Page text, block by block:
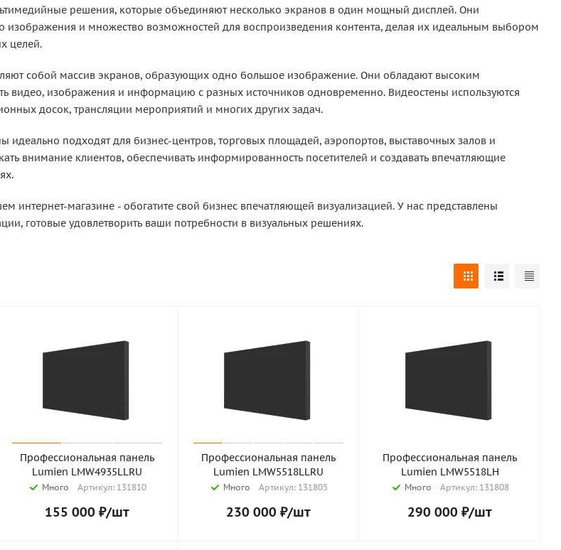
решения, которые объединяют несколько экранов в один мощный дисплей. Они
изображения и множество возможностей для воспроизведения контента, делая их идеальным выбором
целей.
собой массив экранов, образующих одно большое изображение. Они обладают высоким
видео, изображения и информацию с разных источников одновременно. Видеостены используются
досок, трансляции мероприятий и многих других задач.
идеально подходят для бизнес-центров, торговых площадей, аэропортов, выставочных залов и
внимание клиентов, обеспечивать информированность посетителей и создавать впечатляющие
интернет-магазине - обогатите свой бизнес впечатляющей визуализацией. У нас представлены
готовые удовлетворить ваши потребности в визуальных решениях.
Профессиональная панель
Lumien LMW4935LLRU
Много Артикул: 131810
155 000 ₽/шт
Профессиональная панель
Lumien LMW5518LLRU
Много Артикул: 131805
230 000 ₽/шт
Профессиональная панель
Lumien LMW5518LH
Много Артикул: 131808
290 000 ₽/шт